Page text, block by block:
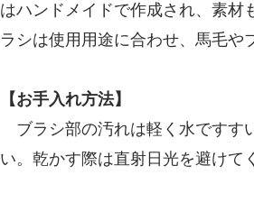
はハンドメイドで作成され、素材
ラシは使用用途に合わせ、馬毛や
【お手入れ方法】
ブラシ部の汚れは軽く水ですす
い。乾かす際は直射日光を避けて